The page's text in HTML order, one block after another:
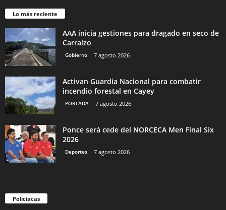
Lo más reciente
AAA inicia gestiones para dragado en seco de
Carraízo
Gobierno 7 agosto 2026
Activan Guardia Nacional para combatir
incendio forestal en Cayey
PORTADA 7 agosto 2026
Ponce será cede del NORCECA Men Final Six
2026
Deportes 7 agosto 2026
Policiacas